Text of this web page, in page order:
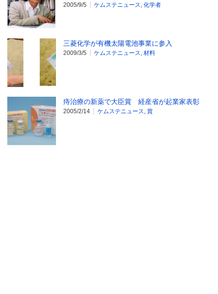
2005/9/5 ケムステニュース, 化学者
三菱化学が有機太陽電池事業に参入
2009/3/5 ケムステニュース, 材料
痔治療の新薬で大臣賞 経産省が起業家表彰
2005/2/14 ケムステニュース, 賞